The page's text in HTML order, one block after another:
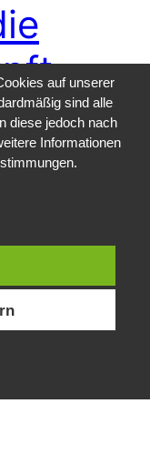
eine
den
auf unserer
sind alle
diese jedoch nach
Informationen